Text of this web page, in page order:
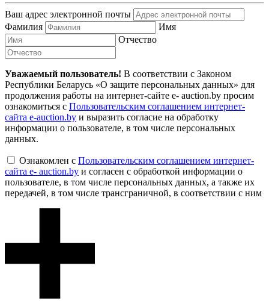
Ваш адрес электронной почты
Фамилия
Имя
Отчество
Уважаемый пользователь! В соответствии с Законом
Республики Беларусь «О защите персональных данных» для
продолжения работы на интернет-сайте e- auction.by просим
ознакомиться с Пользовательским соглашением интернет-
сайта e-auction.by и выразить согласие на обработку
информации о пользователе, в том числе персональных
данных.
Ознакомлен с Пользовательским соглашением интернет-
сайта e- auction.by и согласен с обработкой информации о
пользователе, в том числе персональных данных, а также их
передачей, в том числе трансграничной, в соответствии с ним